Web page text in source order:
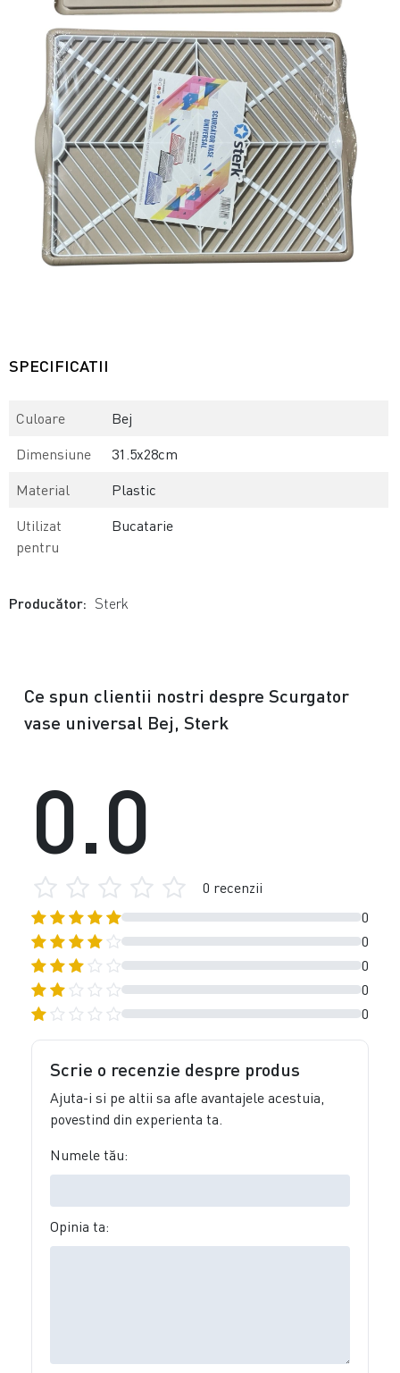
SPECIFICATII
Culoare
Bej
Dimensiune
31.5x28cm
Material
Plastic
Utilizat
pentru
Bucatarie
Producător: Sterk
Ce spun clientii nostri despre Scurgator
vase universal Bej, Sterk
0
0
0
0
0
0.0
0 recenzii
Scrie o recenzie despre produs
Ajuta-i si pe altii sa afle avantajele acestuia,
povestind din experienta ta.
Numele tău:
Opinia ta: